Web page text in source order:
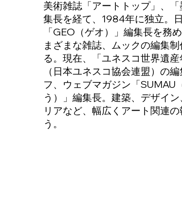
美術雑誌「アートトップ」、
集長を経て、1984年に独立。
「GEO（ゲオ）」編集長を務
まざまな雑誌、ムックの編集
る。現在、「ユネスコ世界遺産
（日本ユネスコ協会連盟）の
フ、ウェブマガジン「SUMAU
う）」編集長。建築、デザイ
リアなど、幅広くアート関連
う。